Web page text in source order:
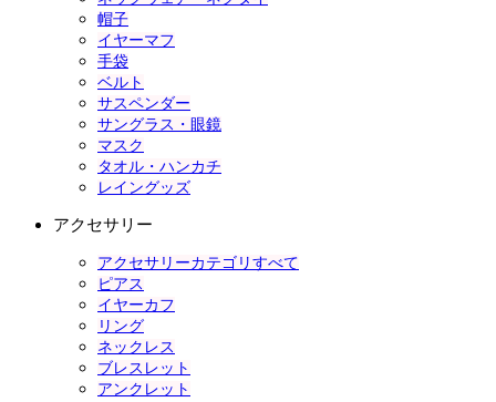
帽子
イヤーマフ
手袋
ベルト
サスペンダー
サングラス・眼鏡
マスク
タオル・ハンカチ
レイングッズ
アクセサリー
アクセサリーカテゴリすべて
ピアス
イヤーカフ
リング
ネックレス
ブレスレット
アンクレット